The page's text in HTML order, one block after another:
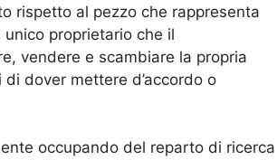
rispetto al pezzo che rappresenta
proprietario che il
vendere e scambiare la propria
dover mettere d’accordo o
occupando del reparto di ricerca